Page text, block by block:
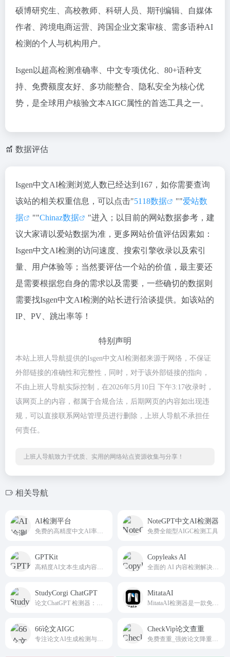
硕博研究生、高校教师、科研人员、期刊编辑、自媒体
作者、跨境电商运营、跨国企业文案审核、需多语种AI
检测的个人与机构用户。
Isgen以超高检测准确率、中文专项优化、80+语种支
持、免费额度友好、多功能整合、隐私安全为核心优
势，是全球用户核验文本AIGC属性的首选工具之一。
数据评估
Isgen中文AI检测浏览人数已经达到167，如你需要查询
该站的相关权重信息，可以点击"5118数据 ""爱站数
据
""Chinaz数据
"进入；以目前的网站数据参考，建
议大家请以爱站数据为准，更多网站价值评估因素如：
Isgen中文AI检测的访问速度、搜索引擎收录以及索引
量、用户体验等；当然要评估一个站的价值，最主要还
是需要根据您自身的需求以及需要，一些确切的数据则
需要找Isgen中文AI检测的站长进行洽谈提供。如该站的
IP、PV、跳出率等！
特别声明
本站上班人导航提供的Isgen中文AI检测都来源于网络，不保证
外部链接的准确性和完整性，同时，对于该外部链接的指向，
不由上班人导航实际控制，在2026年5月10日 下午3:17收录时，
该网页上的内容，都属于合规合法，后期网页的内容如出现违
规，可以直接联系网站管理员进行删除，上班人导航不承担任
何责任。
上班人导航致力于优质、实用的网络站点资源收集与分享！
相关导航
AI检测平台 NoteGPT中文AI检测器
免费全能型AIGC检测工具
GPTKit Copyleaks AI
StudyCorgi ChatGPT MitataAI
66论文AIGC CheckVip论文查重